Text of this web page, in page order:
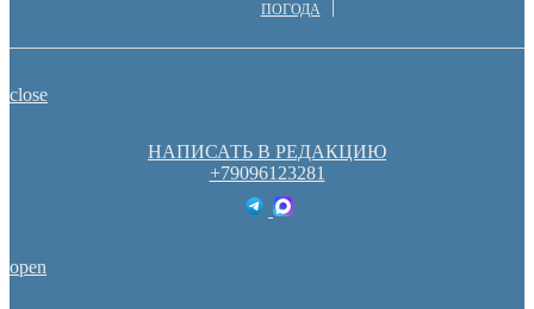
ПОГОДА
close
НАПИСАТЬ В РЕДАКЦИЮ
+79096123281
open